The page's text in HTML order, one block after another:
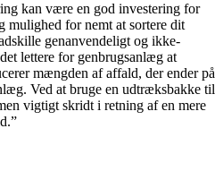
kan være en god investering for
for nemt at sortere dit
genanvendeligt og ikke-
lettere for genbrugsanlæg at
mængden af ​​affald, der ender på
Ved at bruge en udtræksbakke til
vigtigt skridt i retning af en mere